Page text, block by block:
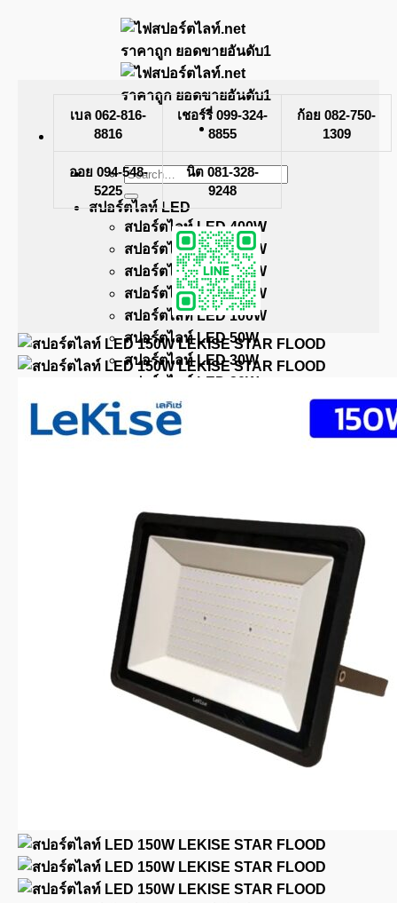
Search
for:
สปอร์ตไลท์ LED
สปอร์ตไลท์ LED 400W
สปอร์ตไลท์ LED 300W
สปอร์ตไลท์ LED 200W
สปอร์ตไลท์ LED 150W
สปอร์ตไลท์ LED 100W
สปอร์ตไลท์ LED 50W
สปอร์ตไลท์ LED 30W
สปอร์ตไลท์ LED 20W
สปอร์ตไลท์ LED 10W
สปอร์ตไลท์โซล่าเซลล์
สปอร์ตไลท์ LED โซลาร์เซลล์ 300W
สปอร์ตไลท์ LED โซล่าเซลล์ 50W
สปอร์ตไลท์ LED โซล่าเซลล์ 30W
ไฟสนามฟุตบอล / ไฟสนามกีฬา
โคมเมทัลฮาไลด์
บทความ
ติดต่อเรา
เบล 062-816-
8816
เชอร์รี่ 099-324-
8855
ก้อย 082-750-
1309
ออย 094-548-
5225
นิต 081-328-
9248